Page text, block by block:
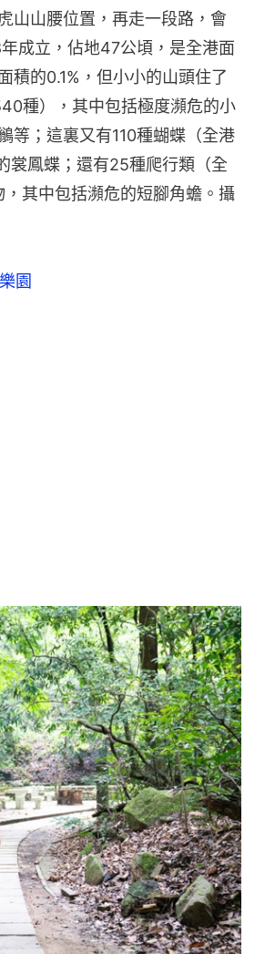
山山腰位置，再走一段路，會
成立，佔地47公頃，是全港面
積的0.1%，但小小的山頭住了
種），其中包括極度瀕危的小
等；這裏又有110種蝴蝶（全港
裳鳳蝶；還有25種爬行類（全
其中包括瀕危的短腳角蟾。攝
園